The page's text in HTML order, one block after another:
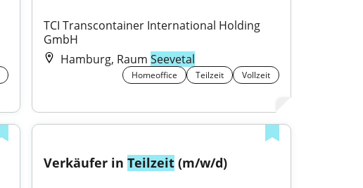
TCI Transcontainer International Holding
GmbH
Hamburg, Raum Seevetal
Homeoffice Teilzeit Vollzeit
Verkäufer in Teilzeit (m/w/d)